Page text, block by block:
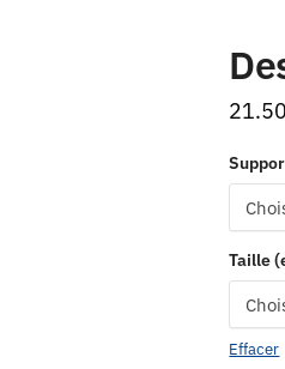
21.50
Taille
Effacer